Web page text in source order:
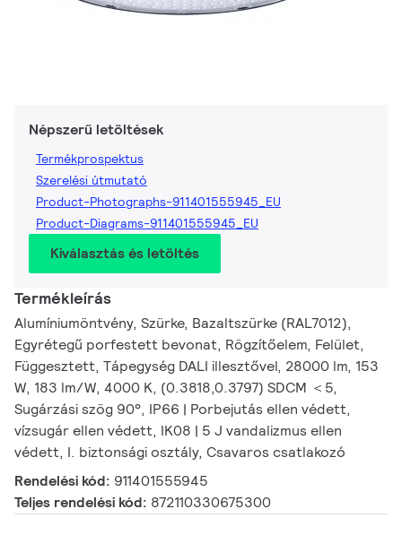
Népszerű letöltések
Termékprospektus
Szerelési útmutató
Product-Photographs-911401555945_EU
Product-Diagrams-911401555945_EU
Kiválasztás és letöltés
Termékleírás
Alumíniumöntvény, Szürke, Bazaltszürke (RAL7012),
Egyrétegű porfestett bevonat, Rögzítőelem, Felület,
Függesztett, Tápegység DALI illesztővel, 28000 lm, 153
W, 183 lm/W, 4000 K, (0.3818,0.3797) SDCM ＜5,
Sugárzási szög 90°, IP66 | Porbejutás ellen védett,
vízsugár ellen védett, IK08 | 5 J vandalizmus ellen
védett, I. biztonsági osztály, Csavaros csatlakozó
Rendelési kód: 911401555945
Teljes rendelési kód: 872110330675300